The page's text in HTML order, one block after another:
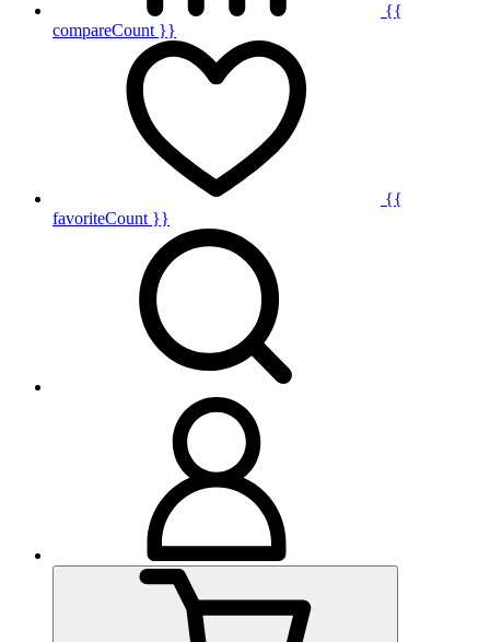
{{
compareCount }}
{{
favoriteCount }}